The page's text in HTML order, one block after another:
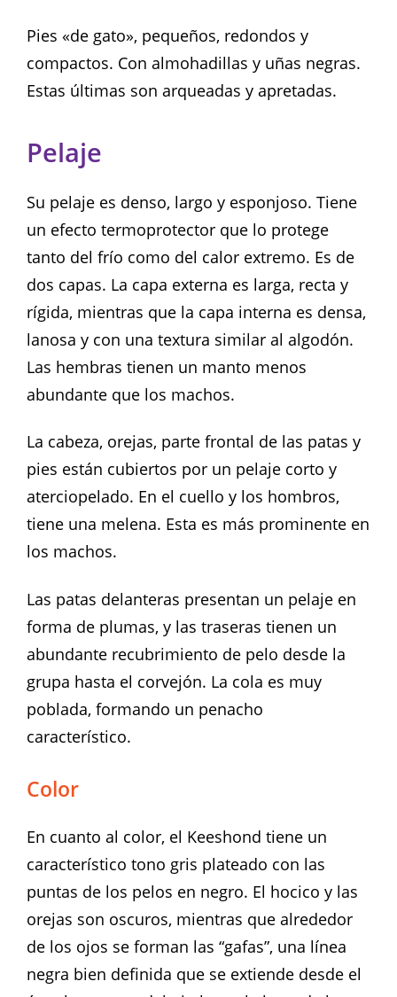
Pies «de gato», pequeños, redondos y
compactos. Con almohadillas y uñas negras.
Estas últimas son arqueadas y apretadas.
Pelaje
Su pelaje es denso, largo y esponjoso. Tiene
un efecto termoprotector que lo protege
tanto del frío como del calor extremo. Es de
dos capas. La capa externa es larga, recta y
rígida, mientras que la capa interna es densa,
lanosa y con una textura similar al algodón.
Las hembras tienen un manto menos
abundante que los machos.
La cabeza, orejas, parte frontal de las patas y
pies están cubiertos por un pelaje corto y
aterciopelado. En el cuello y los hombros,
tiene una melena. Esta es más prominente en
los machos.
Las patas delanteras presentan un pelaje en
forma de plumas, y las traseras tienen un
abundante recubrimiento de pelo desde la
grupa hasta el corvejón. La cola es muy
poblada, formando un penacho
característico.
Color
En cuanto al color, el Keeshond tiene un
característico tono gris plateado con las
puntas de los pelos en negro. El hocico y las
orejas son oscuros, mientras que alrededor
de los ojos se forman las “gafas”, una línea
negra bien definida que se extiende desde el